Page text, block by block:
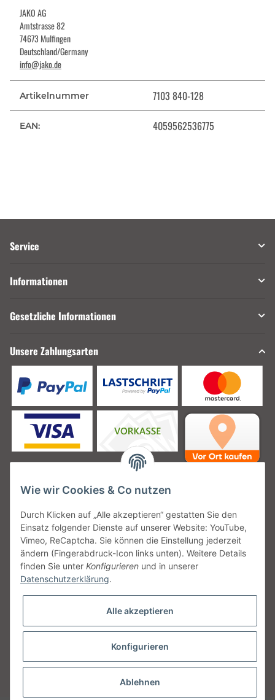
JAKO AG
Amtstrasse 82
74673 Mulfingen
Deutschland/Germany
info@jako.de
Artikelnummer 7103 840-128
EAN: 4059562536775
Service
Informationen
Gesetzliche Informationen
Unsere Zahlungsarten
Unsere Versanddienstleister
Unsere Communities
Vertrag widerrufen
* Alle Preise inkl. gesetzlicher USt., zzgl.
Wie wir Cookies & Co nutzen
Durch Klicken auf „Alle akzeptieren“ gestatten Sie den
Einsatz folgender Dienste auf unserer Website: YouTube,
Vimeo, ReCaptcha. Sie können die Einstellung jederzeit
ändern (Fingerabdruck-Icon links unten). Weitere Details
finden Sie unter Konfigurieren und in unserer
Datenschutzerklärung.
Alle akzeptieren
Konfigurieren
Ablehnen